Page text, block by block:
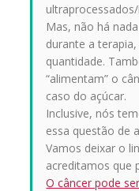
Mas, não há
durante a
quantidade.
“alimentam” o
caso do açúcar.
Inclusive, nós
essa questão de
Vamos deixar o
acreditamos que
O câncer pode